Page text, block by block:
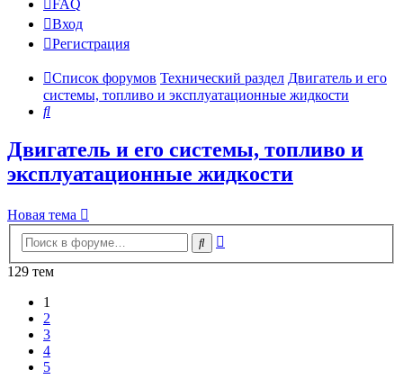
FAQ
Вход
Регистрация
Список форумов Технический раздел Двигатель и его
системы, топливо и эксплуатационные жидкости
Поиск
Двигатель и его системы, топливо и
эксплуатационные жидкости
Новая тема
Поиск
129 тем
1
2
3
4
5